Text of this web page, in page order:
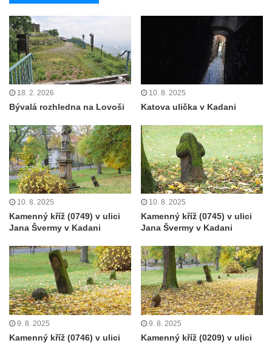
18. 2. 2026
Bývalá rozhledna na Lovoši
10. 8. 2025
Katova ulička v Kadani
10. 8. 2025
Kamenný kříž (0749) v ulici
Jana Švermy v Kadani
10. 8. 2025
Kamenný kříž (0745) v ulici
Jana Švermy v Kadani
9. 8. 2025
Kamenný kříž (0746) v ulici
9. 8. 2025
Kamenný kříž (0209) v ulici